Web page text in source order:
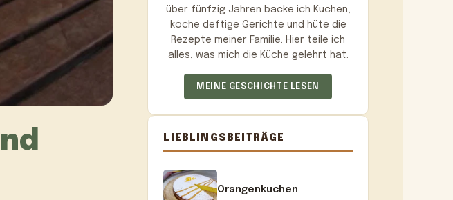
über fünfzig Jahren backe ich Kuchen,
koche deftige Gerichte und hüte die
Rezepte meiner Familie. Hier teile ich
alles, was mich die Küche gelehrt hat.
MEINE GESCHICHTE LESEN
LIEBLINGSBEITRÄGE
Orangenkuchen